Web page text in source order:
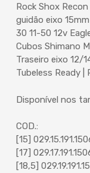
Rock Shox
guidão eixo
30 11-50 12v
Cubos Shimano
Traseiro eixo 12/
Tubeless Ready |
Disponível nos
COD.:
[15]
[17]
[18,5]